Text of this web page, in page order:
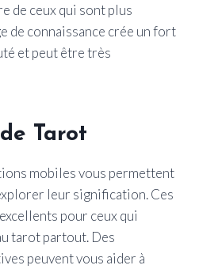
de ceux qui sont plus
de connaissance crée un fort
et peut être très
Tarot
mobiles vous permettent
leur signification. Ces
pour ceux qui
tarot partout. Des
peuvent vous aider à